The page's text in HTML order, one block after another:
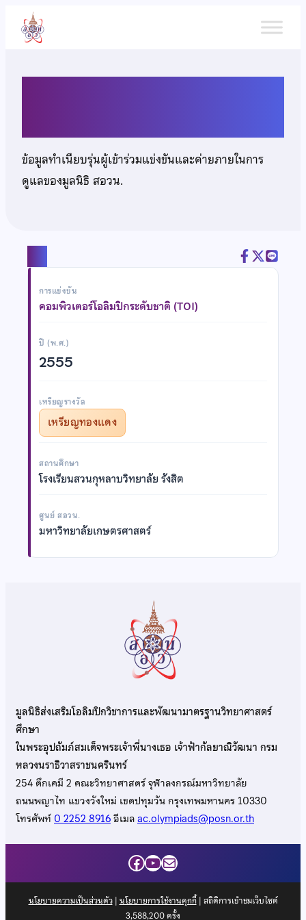
เนื้อหา
ข้อมูลทำเนียบรุ่นผู้เข้าร่วมแข่งขันและค่ายภายในการ
ดูแลของมูลนิธิ สอวน.
การแข่งขัน
คอมพิวเตอร์โอลิมปิกระดับชาติ (TOI)
ปี (พ.ศ.)
2555
เหรียญรางวัล
เหรียญทองแดง
สถานศึกษา
โรงเรียนสวนกุหลาบวิทยาลัย รังสิต
ศูนย์ สอวน.
มหาวิทยาลัยเกษตรศาสตร์
มูลนิธิส่งเสริมโอลิมปิกวิชาการและพัฒนามาตรฐานวิทยาศาสตร์
ศึกษา
ในพระอุปถัมภ์สมเด็จพระเจ้าพี่นางเธอ เจ้าฟ้ากัลยาณิวัฒนา กรม
หลวงนราธิวาสราชนครินทร์
254 ตึกเคมี 2 คณะวิทยาศาสตร์ จุฬาลงกรณ์มหาวิทยาลัย
ถนนพญาไท แขวงวังใหม่ เขตปทุมวัน กรุงเทพมหานคร 10330
โทรศัพท์0 2252 8916อีเมลac.olympiads@posn.or.th
Facebook
YouTube
Mail
นโยบายความเป็นส่วนตัว| นโยบายการใช้งานคุกกี้| สถิติการเข้าชมเว็บไซต์
3,588,200ครั้ง